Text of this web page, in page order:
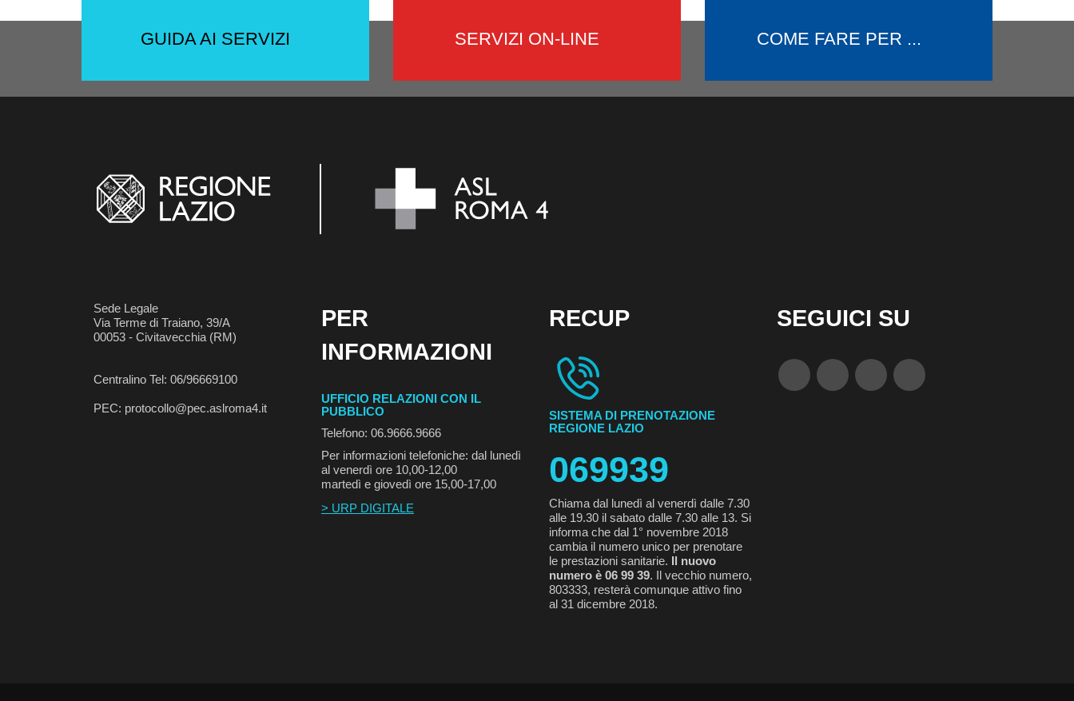
GUIDA AI SERVIZI SERVIZI ON-LINE COME FARE PER ...
Sede Legale
Via Terme di Traiano, 39/A
00053 - Civitavecchia (RM)
Centralino Tel: 06/96669100
PEC: protocollo@pec.aslroma4.it
PER
INFORMAZIONI
UFFICIO RELAZIONI CON IL
PUBBLICO
Telefono: 06.9666.9666
Per informazioni telefoniche: dal lunedì
al venerdì ore 10,00-12,00
martedì e giovedì ore 15,00-17,00
> URP DIGITALE
RECUP
SISTEMA DI PRENOTAZIONE
REGIONE LAZIO
069939
Chiama dal lunedì al venerdì dalle 7.30
alle 19.30 il sabato dalle 7.30 alle 13. Si
informa che dal 1° novembre 2018
cambia il numero unico per prenotare
le prestazioni sanitarie. Il nuovo
numero è 06 99 39. Il vecchio numero,
803333, resterà comunque attivo fino
al 31 dicembre 2018.
SEGUICI SU